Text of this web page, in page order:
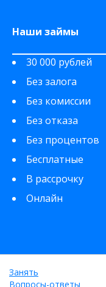
Наши займы
30 000 рублей
Без залога
Без комиссии
Без отказа
Без процентов
Бесплатные
В рассрочку
Онлайн
Занять
Вопросы-ответы